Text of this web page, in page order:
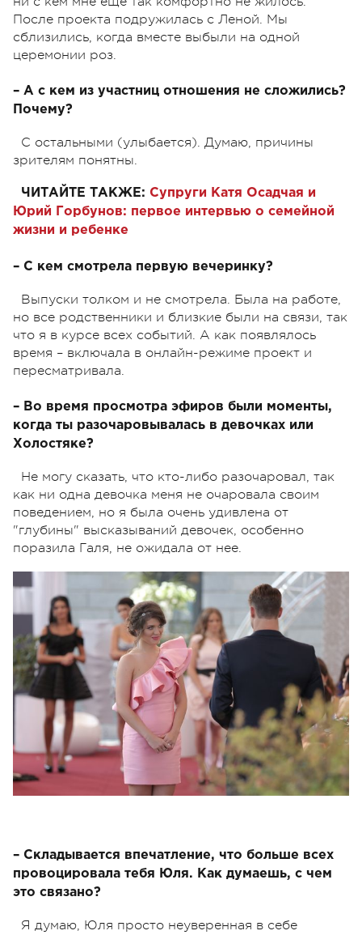
После проекта подружилась с Леной. Мы
сблизились, когда вместе выбыли на одной
церемонии роз.
– А с кем из участниц отношения не сложились?
Почему?
С остальными (улыбается). Думаю, причины
зрителям понятны.
ЧИТАЙТЕ ТАКЖЕ: Супруги Катя Осадчая и
Юрий Горбунов: первое интервью о семейной
жизни и ребенке
– С кем смотрела первую вечеринку?
Выпуски толком и не смотрела. Была на работе,
но все родственники и близкие были на связи, так
что я в курсе всех событий. А как появлялось
время – включала в онлайн-режиме проект и
пересматривала.
– Во время просмотра эфиров были моменты,
когда ты разочаровывалась в девочках или
Холостяке?
Не могу сказать, что кто-либо разочаровал, так
как ни одна девочка меня не очаровала своим
поведением, но я была очень удивлена от
"глубины" высказываний девочек, особенно
поразила Галя, не ожидала от нее.
– Складывается впечатление, что больше всех
провоцировала тебя Юля. Как думаешь, с чем
это связано?
Я думаю, Юля просто неуверенная в себе